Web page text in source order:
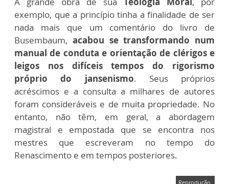
exemplo, que a princípio tinha a finalidade de ser
nada mais que um comentário do livro de
Busembaum, acabou se transformando num
manual de conduta e orientação de clérigos e
leigos nos difíceis tempos do rigorismo
próprio do jansenismo. Seus próprios
acréscimos e a consulta a milhares de autores
foram consideráveis e de muita propriedade. No
entanto, não têm, em geral, a abordagem
magistral e empostada que se encontra nos
mestres que escreveram no tempo do
Renascimento e em tempos posteriores.
Reprodução.